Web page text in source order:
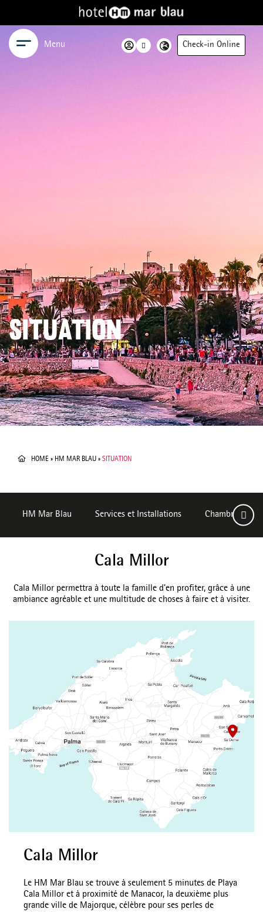
Menu Check-in Online
SITUATION
HOME » HM MAR BLAU » SITUATION
HM Mar Blau Services et Installations Chambres
Cala Millor
Cala Millor permettra à toute la famille d’en profiter, grâce à une
ambiance agréable et une multitude de choses à faire et à visiter.
Cala Millor
Le HM Mar Blau se trouve à seulement 5 minutes de Playa
Cala Millor et à proximité de Manacor, la deuxième plus
grande ville de Majorque, célèbre pour ses perles de